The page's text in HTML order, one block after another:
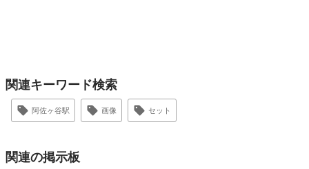
関連キーワード検索
阿佐ヶ谷駅 画像 セット
関連の掲示板